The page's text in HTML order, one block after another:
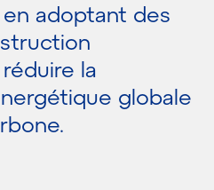
adoptant des
la
globale